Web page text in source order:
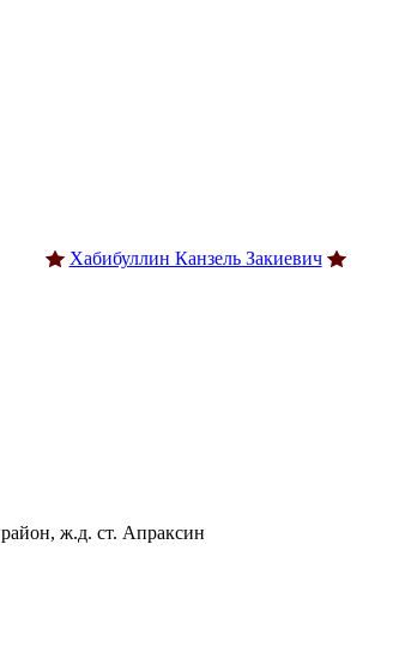
Хабибуллин Канзель Закиевич
ж.д. ст. Апраксин